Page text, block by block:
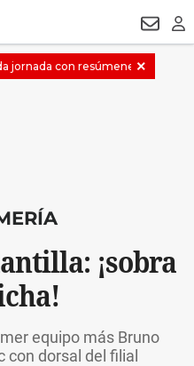
¡sobra
equipo más Bruno
con dorsal del filial